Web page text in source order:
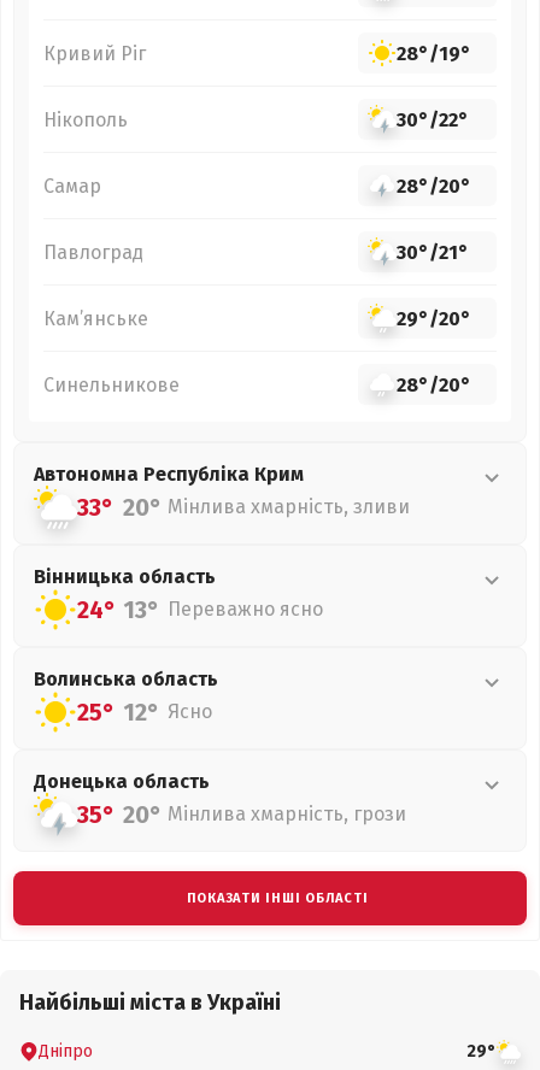
Кривий Ріг 28°/19°
Нікополь 30°/22°
Самар 28°/20°
Павлоград 30°/21°
Кам’янське 29°/20°
Синельникове 28°/20°
Автономна Республіка Крим
33° 20° Мінлива хмарність, зливи
Вінницька область
24° 13° Переважно ясно
Волинська область
25° 12° Ясно
Донецька область
35° 20° Мінлива хмарність, грози
ПОКАЗАТИ ІНШІ ОБЛАСТІ
Найбільші міста в Україні
Дніпро 29°